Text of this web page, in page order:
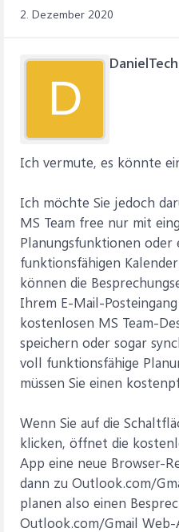
2. Dezember 2020
D
DanielTech
Ich vermute, es könnte
Ich möchte Sie jedoch
MS Team free nur mit
Planungsfunktionen oder
funktionsfähigen
können die
Ihrem E-Mail-
kostenlosen MS Team-
speichern oder sogar
voll funktionsfähige
müssen Sie einen
Wenn Sie auf die
klicken, öffnet die
App eine neue Browser-
dann zu Outlook.com/
planen also einen
Outlook.com/Gmail Web-